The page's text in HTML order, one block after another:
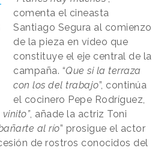
comenta el cineasta
Santiago Segura al comienzo
de la pieza en vídeo que
constituye el eje central de la
campaña. “Que si la terraza
con los del trabajo”, continúa
el cocinero Pepe Rodríguez,
, añade la actriz Toni
al río” prosigue el actor
de rostros conocidos del